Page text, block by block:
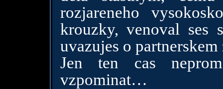
rozjareneho
krouzky, venoval ses
uvazujes o
Jen ten cas
vzpominat…